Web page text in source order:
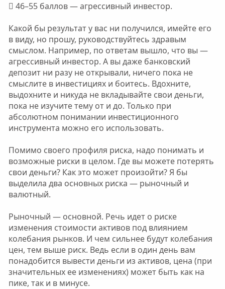
 46–55 баллов — агрессивный инвестор.
Какой бы результат у вас ни получился, имейте его
в виду, но прошу, руководствуйтесь здравым
смыслом. Например, по ответам вышло, что вы —
агрессивный инвестор. А вы даже банковский
депозит ни разу не открывали, ничего пока не
смыслите в инвестициях и боитесь. Вдохните,
выдохните и никуда не вкладывайте свои деньги,
пока не изучите тему от и до. Только при
абсолютном понимании инвестиционного
инструмента можно его использовать.
Помимо своего профиля риска, надо понимать и
возможные риски в целом. Где вы можете потерять
свои деньги? Как это может произойти? Я бы
выделила два основных риска — рыночный и
валютный.
Рыночный — основной. Речь идет о риске
изменения стоимости активов под влиянием
колебания рынков. И чем сильнее будут колебания
цен, тем выше риск. Ведь если в один день вам
понадобится вывести деньги из активов, цена (при
значительных ее изменениях) может быть как на
пике, так и в минусе.